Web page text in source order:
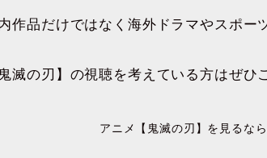
作品だけではなく海外ドラマやスポー
滅の刃】の視聴を考えている方はぜひ
アニメ【鬼滅の刃】を見るなら